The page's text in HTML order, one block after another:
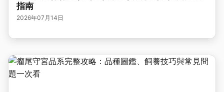
指南
2026年07月14日